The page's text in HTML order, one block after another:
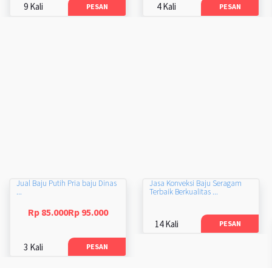
9 Kali PESAN 4 Kali PESAN
Jual Baju Putih Pria baju Dinas
...
Rp 85.000Rp 95.000
3 Kali PESAN
Jasa Konveksi Baju Seragam
Terbaik Berkualitas ...
14 Kali PESAN